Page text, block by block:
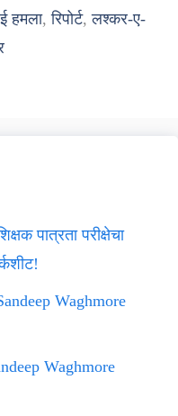
हमला,रिपोर्ट,लश्कर-ए-
पात्रता परीक्षेचा
Waghmore
Waghmore